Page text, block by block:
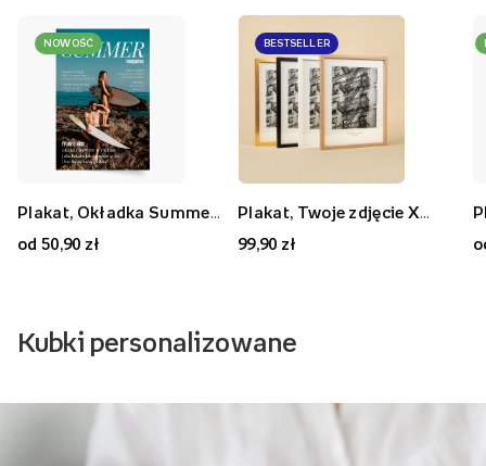
NOWOŚĆ
Plakat, Okładka Summer, 40x60
od 50,90 zł
BESTSELLER
Plakat, Twoje zdjęcie XXL, 40x30
99,90 zł
Kubki personalizowane